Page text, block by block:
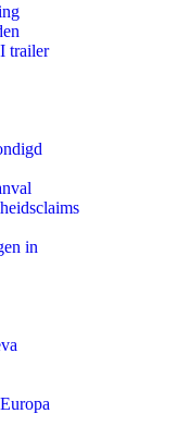
trailer
in